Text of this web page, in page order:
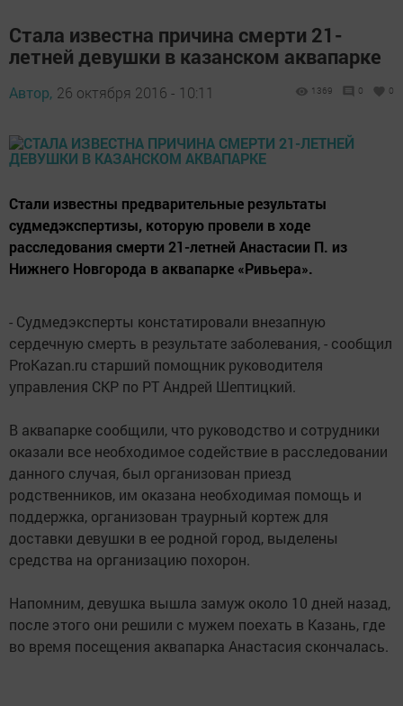
Стала известна причина смерти 21-
летней девушки в казанском аквапарке
Автор, 26 октября 2016 - 10:11 1369 0 0
Стали известны предварительные результаты
судмедэкспертизы, которую провели в ходе
расследования смерти 21-летней Анастасии П. из
Нижнего Новгорода в аквапарке «Ривьера».
- Судмедэксперты констатировали внезапную
сердечную смерть в результате заболевания, - сообщил
ProKazan.ru старший помощник руководителя
управления СКР по РТ Андрей Шептицкий.
В аквапарке сообщили, что руководство и сотрудники
оказали все необходимое содействие в расследовании
данного случая, был организован приезд
родственников, им оказана необходимая помощь и
поддержка, организован траурный кортеж для
доставки девушки в ее родной город, выделены
средства на организацию похорон.
Напомним, девушка вышла замуж около 10 дней назад,
после этого они решили с мужем поехать в Казань, где
во время посещения аквапарка Анастасия скончалась.